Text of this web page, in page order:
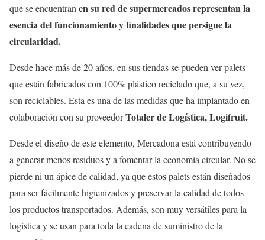
que se encuentran en su red de supermercados representan la
esencia del funcionamiento y finalidades que persigue la
circularidad.
Desde hace más de 20 años, en sus tiendas se pueden ver palets
que están fabricados con 100% plástico reciclado que, a su vez,
son reciclables. Esta es una de las medidas que ha implantado en
colaboración con su proveedorTotaler de Logística, Logifruit.
Desde el diseño de este elemento, Mercadona está contribuyendo
a generar menos residuos y a fomentar la economía circular. No se
pierde ni un ápice de calidad, ya que estos palets están diseñados
para ser fácilmente higienizados y preservar la calidad de todos
los productos transportados. Además, son muy versátiles para la
logística y se usan para toda la cadena de suministro de la